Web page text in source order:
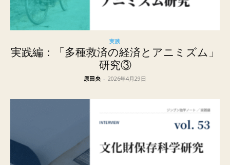
実践
実践編：「多種救済の経済とアニミズム」
研究③
原田央 - 2026年4月29日